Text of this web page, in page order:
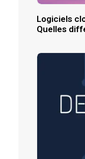
Logiciels
Quelles